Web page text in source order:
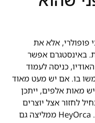
פופולרי, אלא את
באינסטגרם אפשר
כניסה לעמוד
בו. אם יש מעט מאוד
מאות אלפים, ייתכן
לחזור אצל יוצרים
בנישה שלכם — זה הזמן לבדוק אותו. HeyOrca ממליצה גם